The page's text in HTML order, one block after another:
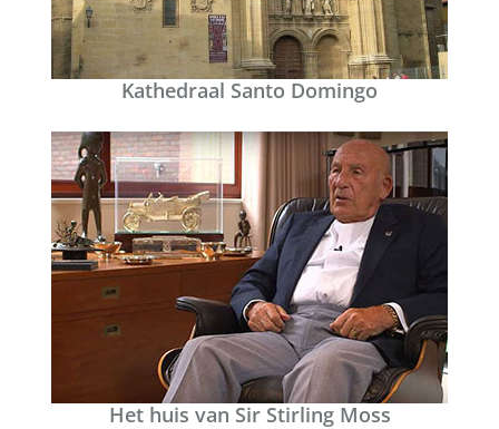
Kathedraal Santo Domingo
Het huis van Sir Stirling Moss